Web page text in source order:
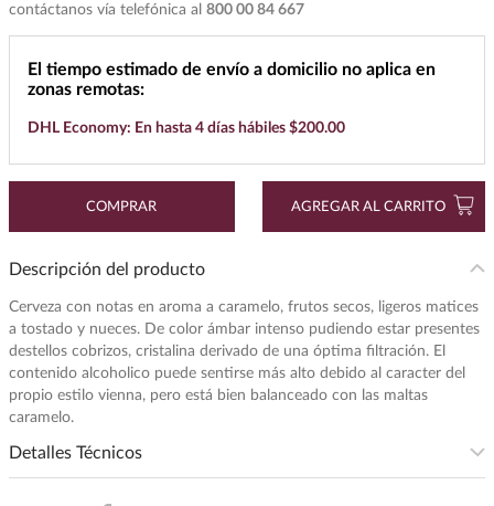
contáctanos vía telefónica al 800 00 84 667
El tiempo estimado de envío a domicilio no aplica en
zonas remotas:
DHL Economy: En hasta 4 días hábiles $200.00
COMPRAR AGREGAR AL CARRITO
Descripción del producto
Cerveza con notas en aroma a caramelo, frutos secos, ligeros matices
a tostado y nueces. De color ámbar intenso pudiendo estar presentes
destellos cobrizos, cristalina derivado de una óptima filtración. El
contenido alcoholico puede sentirse más alto debido al caracter del
propio estilo vienna, pero está bien balanceado con las maltas
caramelo.
Detalles Técnicos
7.
cerveza
8.
maestro dobel
don julio
10. black label